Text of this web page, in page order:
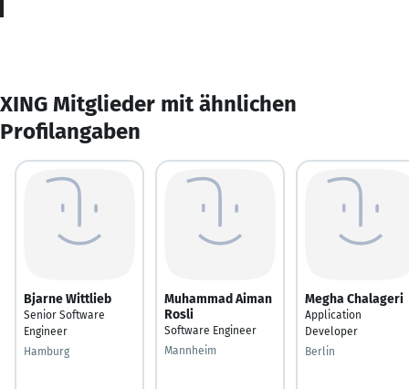
XING Mitglieder mit ähnlichen
Profilangaben
Bjarne Wittlieb
Senior Software
Engineer
Hamburg
Muhammad Aiman
Rosli
Software Engineer
Mannheim
Megha Chalageri
Application
Developer
Berlin